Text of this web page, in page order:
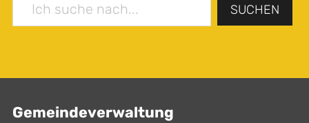
SUCHEN
Gemeindeverwaltung